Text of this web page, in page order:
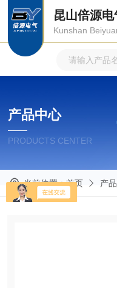
昆山倍源电
Kunshan
产品中心
PRODUCTS CENTER
当前位置：首页 产